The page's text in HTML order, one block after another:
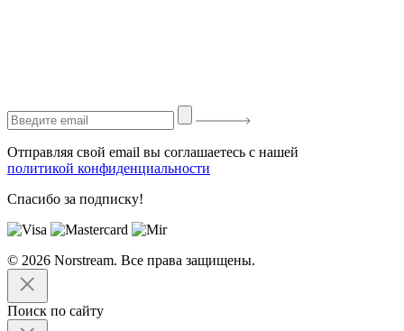
Отправляя свой email вы соглашаетесь с нашей
политикой конфиденциальности
Спасибо за подписку!
© 2026 Norstream. Все права защищены.
Поиск по сайту